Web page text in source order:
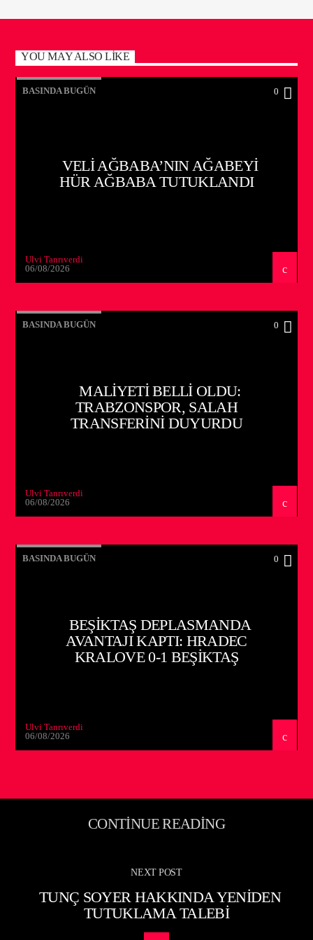
YOU MAY ALSO LIKE
BASINDA BUGÜN 0
VELI AĞBABA’NIN AĞABEYI
HÜR AĞBABA TUTUKLANDI
Ulvi Tanrıverdi
06/08/2026
BASINDA BUGÜN 0
MALIYETI BELLI OLDU:
TRABZONSPOR, SALAH
TRANSFERINI DUYURDU
Ulvi Tanrıverdi
06/08/2026
BASINDA BUGÜN 0
BEŞIKTAŞ DEPLASMANDA
AVANTAJI KAPTI: HRADEC
KRALOVE 0-1 BEŞIKTAŞ
Ulvi Tanrıverdi
06/08/2026
CONTINUE READING
NEXT POST
TUNÇ SOYER HAKKINDA YENIDEN
TUTUKLAMA TALEBI